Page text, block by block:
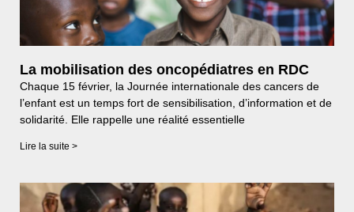
La mobilisation des oncopédiatres en RDC
Chaque 15 février, la Journée internationale des cancers de
l’enfant est un temps fort de sensibilisation, d’information et de
solidarité. Elle rappelle une réalité essentielle
Lire la suite >